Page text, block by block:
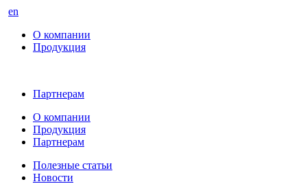
en
О компании
Продукция
Партнерам
О компании
Продукция
Партнерам
Полезные статьи
Новости